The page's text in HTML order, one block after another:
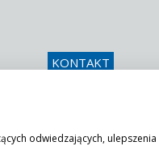
KONTAKT
odwiedzających,